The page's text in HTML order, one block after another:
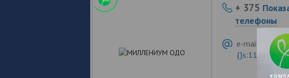
+ 375
телефоны
e-mail: